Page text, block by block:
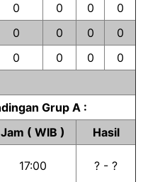
0 0 0
0
0 0 0
0
0 0 0 0
Grup A :
Jam ( WIB )
Hasil
17:00 ? - ?